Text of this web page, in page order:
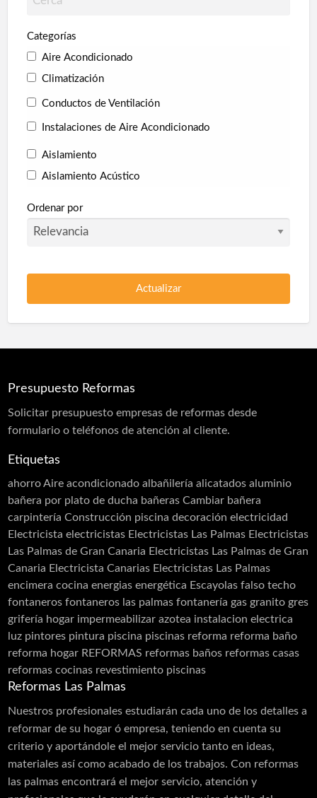
Categorías
Aire Acondicionado
Climatización
Conductos de Ventilación
Instalaciones de Aire Acondicionado
Aislamiento
Aislamiento Acústico
Collarines Intumescentes
Pladur
Protección en túneles
Protección Pasiva Contra Incendios
Puertas acústicas
Revestimiento monocapa
Carpinterias
Acero Inoxidable
Acero Cortén
Bandejas Acero Inoxidable
Barandillas
Carpintería de Aluminio
Cancelas
Carpintería PVC
Láminas PVC Interior y Exterior
Cerramientos
Moldes
Puertas Aluminio
Ordenar por
Presupuesto Reformas
Solicitar presupuestoempresas de reformas desde
formulario o teléfonos de atención al cliente.
Etiquetas
ahorro Aire acondicionado albañilería alicatados aluminio
bañera por plato de ducha bañeras Cambiar bañera
carpintería Construcción piscina decoración electricidad
Electricista electricistas Electricistas Las Palmas Electricistas
Las Palmas de Gran Canaria Electricistas Las Palmas de Gran
Canaria Electricista Canarias Electricistas Las Palmas
encimera cocina energias energética Escayolas falso techo
fontaneros fontaneros las palmas fontanería gas granito gres
grifería hogar impermeabilizar azotea instalacion electrica
luz pintores pintura piscina piscinas reforma reforma baño
reforma hogar REFORMAS reformas baños reformas casas
reformas cocinas revestimiento piscinas
Reformas Las Palmas
Nuestros profesionales estudiarán cada uno de los detalles a
reformar de su hogar ó empresa, teniendo en cuenta su
criterio y aportándole el mejor servicio tanto en ideas,
materiales así como acabado de los trabajos. Con reformas
las palmas encontrará el mejor servicio, atención y